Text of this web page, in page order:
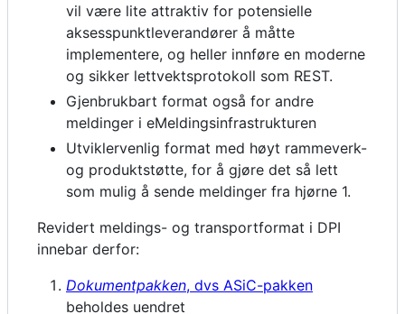
vil være lite attraktiv for potensielle
aksesspunktleverandører å måtte
implementere, og heller innføre en moderne
og sikker lettvektsprotokoll som REST.
Gjenbrukbart format også for andre
meldinger i eMeldingsinfrastrukturen
Utviklervenlig format med høyt rammeverk-
og produktstøtte, for å gjøre det så lett
som mulig å sende meldinger fra hjørne 1.
Revidert meldings- og transportformat i DPI
innebar derfor:
Dokumentpakken, dvs ASiC-pakken
beholdes uendret